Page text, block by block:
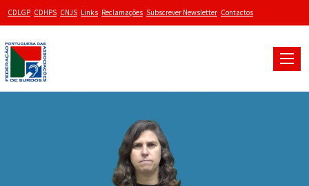
CDLGP CDHPS CNJS Links Reclamações Subscrever Newsletter Contactos
Toggle